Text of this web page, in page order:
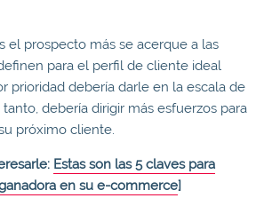
el prospecto más se acerque a las
para el perfil de cliente ideal
prioridad debería darle en la escala de
debería dirigir más esfuerzos para
próximo cliente.
Estas son las 5 claves para
en su e-commerce]